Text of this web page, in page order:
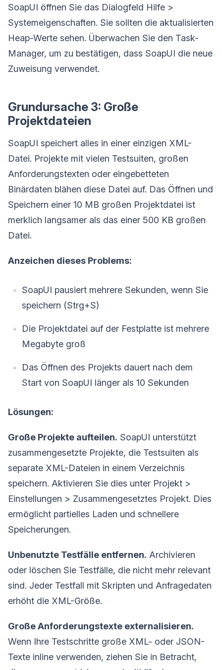
SoapUI öffnen Sie das Dialogfeld Hilfe >
Systemeigenschaften. Sie sollten die aktualisierten
Heap-Werte sehen. Überwachen Sie den Task-
Manager, um zu bestätigen, dass SoapUI die neue
Zuweisung verwendet.
Grundursache 3: Große
Projektdateien
SoapUI speichert alles in einer einzigen XML-
Datei. Projekte mit vielen Testsuiten, großen
Anforderungstexten oder eingebetteten
Binärdaten blähen diese Datei auf. Das Öffnen und
Speichern einer 10 MB großen Projektdatei ist
merklich langsamer als das einer 500 KB großen
Datei.
Anzeichen dieses Problems:
SoapUI pausiert mehrere Sekunden, wenn Sie
speichern (Strg+S)
Die Projektdatei auf der Festplatte ist mehrere
Megabyte groß
Das Öffnen des Projekts dauert nach dem
Start von SoapUI länger als 10 Sekunden
Lösungen:
Große Projekte aufteilen. SoapUI unterstützt
zusammengesetzte Projekte, die Testsuiten als
separate XML-Dateien in einem Verzeichnis
speichern. Aktivieren Sie dies unter Projekt >
Einstellungen > Zusammengesetztes Projekt. Dies
ermöglicht partielles Laden und schnellere
Speicherungen.
Unbenutzte Testfälle entfernen. Archivieren
oder löschen Sie Testfälle, die nicht mehr relevant
sind. Jeder Testfall mit Skripten und Anfragedaten
erhöht die XML-Größe.
Große Anforderungstexte externalisieren.
Wenn Ihre Testschritte große XML- oder JSON-
Texte inline verwenden, ziehen Sie in Betracht,